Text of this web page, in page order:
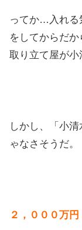
ってか…入れる
をしてからだ
取り立て屋が小
しかし、「小
ゃなさそうだ。
２，０００万円